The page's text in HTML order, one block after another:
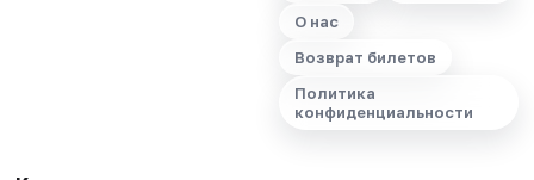
О нас
Возврат билетов
Политика
конфиденциальности